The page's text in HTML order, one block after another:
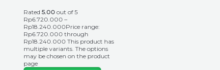
Rated 5.00 out of 5
Rp6.720.000 –
Rp18.240.000Price range:
Rp6.720.000 through
Rp18.240.000 This product has
multiple variants. The options
may be chosen on the product
page